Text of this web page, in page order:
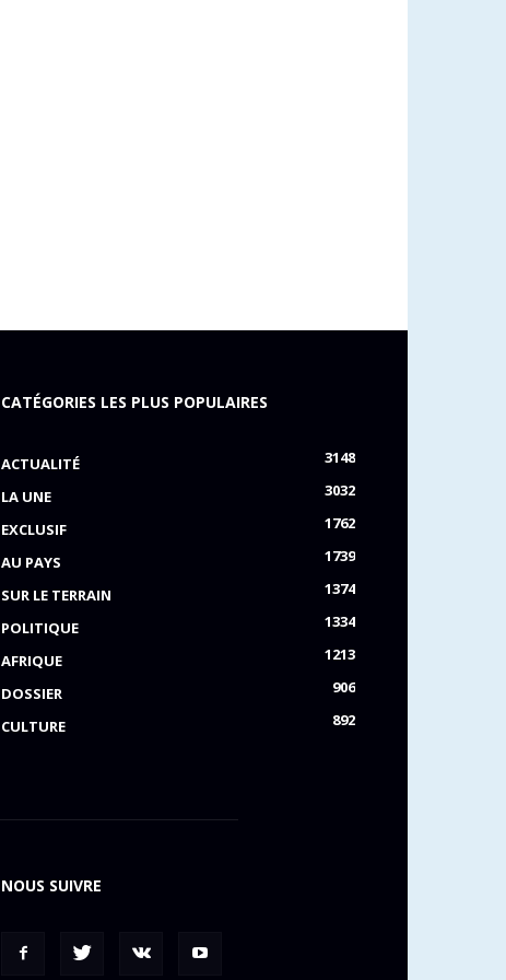
CATÉGORIES LES PLUS POPULAIRES
ACTUALITÉ
3148
LA UNE
3032
EXCLUSIF
1762
AU PAYS
1739
SUR LE TERRAIN
1374
POLITIQUE
1334
AFRIQUE
1213
DOSSIER
906
CULTURE
892
NOUS SUIVRE